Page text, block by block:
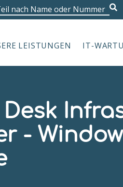
nach Name oder Nummer
LEISTUNGEN IT-
Desk
-